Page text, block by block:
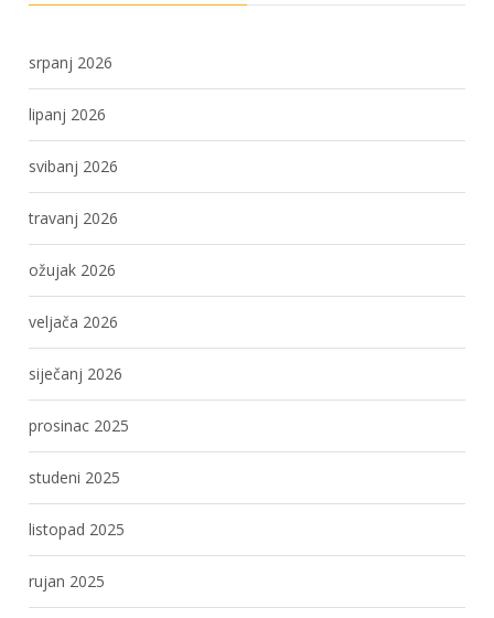
srpanj 2026
lipanj 2026
svibanj 2026
travanj 2026
ožujak 2026
veljača 2026
siječanj 2026
prosinac 2025
studeni 2025
listopad 2025
rujan 2025